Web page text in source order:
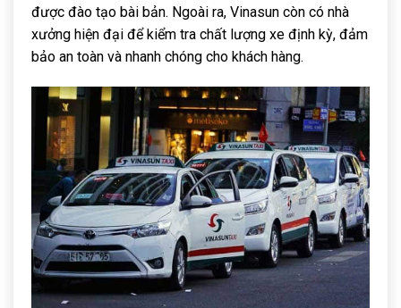
được đào tạo bài bản. Ngoài ra, Vinasun còn có nhà
xưởng hiện đại để kiểm tra chất lượng xe định kỳ, đảm
bảo an toàn và nhanh chóng cho khách hàng.